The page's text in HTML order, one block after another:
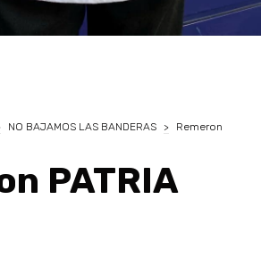
NO BAJAMOS LAS BANDERAS >
Remeron
PATRIA